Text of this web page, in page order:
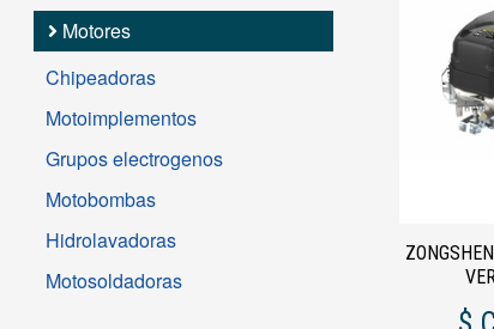
Motores
Chipeadoras
Motoimplementos
Grupos electrogenos
Motobombas
Hidrolavadoras
Motosoldadoras